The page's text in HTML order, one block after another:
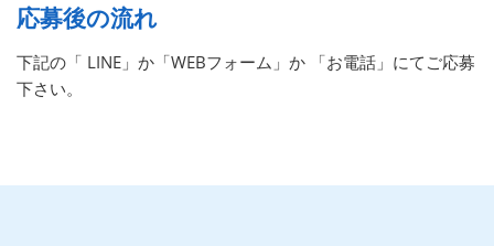
応募後の流れ
下記の「 LINE」か「WEBフォーム」か 「お電話」にてご応募
下さい。